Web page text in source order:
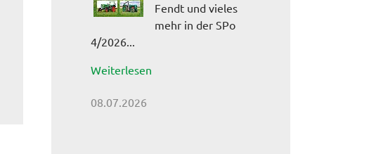
Fendt und vieles
mehr in der SPo
4/2026...
Weiterlesen
08.07.2026